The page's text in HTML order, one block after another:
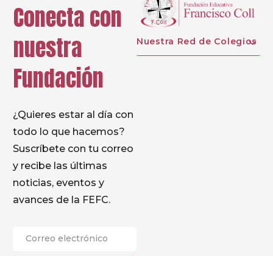
Conecta con
nuestra
Fundación
¿Quieres estar al día con
todo lo que hacemos?
Suscríbete con tu correo
y recibe las últimas
noticias, eventos y
avances de la FEFC.
Nuestra Red de Colegios